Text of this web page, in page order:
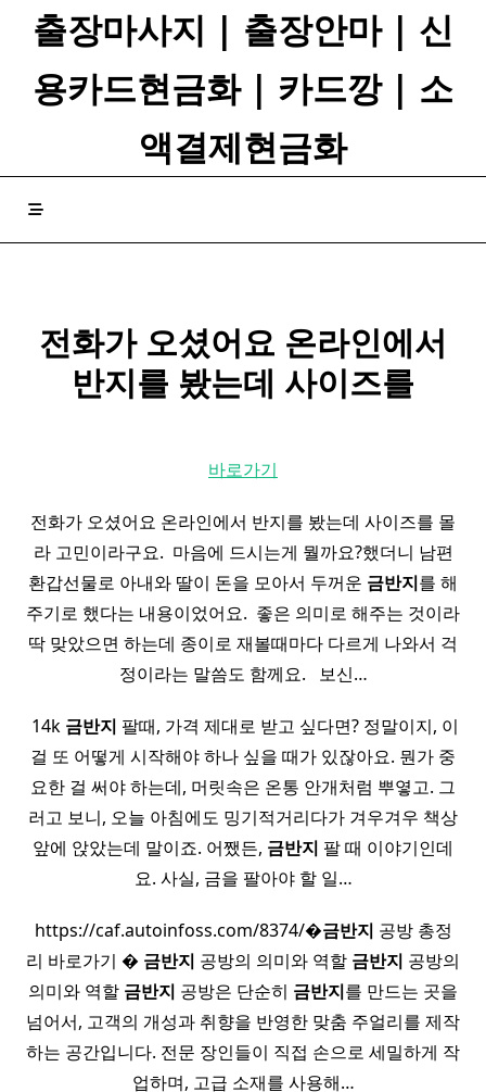
출장마사지 | 출장안마 | 신
용카드현금화 | 카드깡 | 소
액결제현금화
전화가 오셨어요 온라인에서
반지를 봤는데 사이즈를
바로가기
전화가 오셨어요 온라인에서 반지를 봤는데 사이즈를 몰
라 고민이라구요. ​ 마음에 드시는게 뭘까요?했더니 남편
환갑선물로 아내와 딸이 돈을 모아서 두꺼운 금반지를 해
주기로 했다는 내용이었어요. ​ 좋은 의미로 해주는 것이라
딱 맞았으면 하는데 종이로 재볼때마다 다르게 나와서 걱
정이라는 말씀도 함께요. ​ ​ 보신…
​ 14k 금반지 팔때, 가격 제대로 받고 싶다면?​ 정말이지, 이
걸 또 어떻게 시작해야 하나 싶을 때가 있잖아요. 뭔가 중
요한 걸 써야 하는데, 머릿속은 온통 안개처럼 뿌옇고. 그
러고 보니, 오늘 아침에도 밍기적거리다가 겨우겨우 책상
앞에 앉았는데 말이죠. 어쨌든, 금반지 팔 때 이야기인데
요. 사실, 금을 팔아야 할 일…
https://caf.autoinfoss.com/8374/�금반지 공방 총정
리 바로가기 � 금반지 공방의 의미와 역할 금반지 공방의
의미와 역할 금반지 공방은 단순히 금반지를 만드는 곳을
넘어서, 고객의 개성과 취향을 반영한 맞춤 주얼리를 제작
하는 공간입니다. 전문 장인들이 직접 손으로 세밀하게 작
업하며, 고급 소재를 사용해…